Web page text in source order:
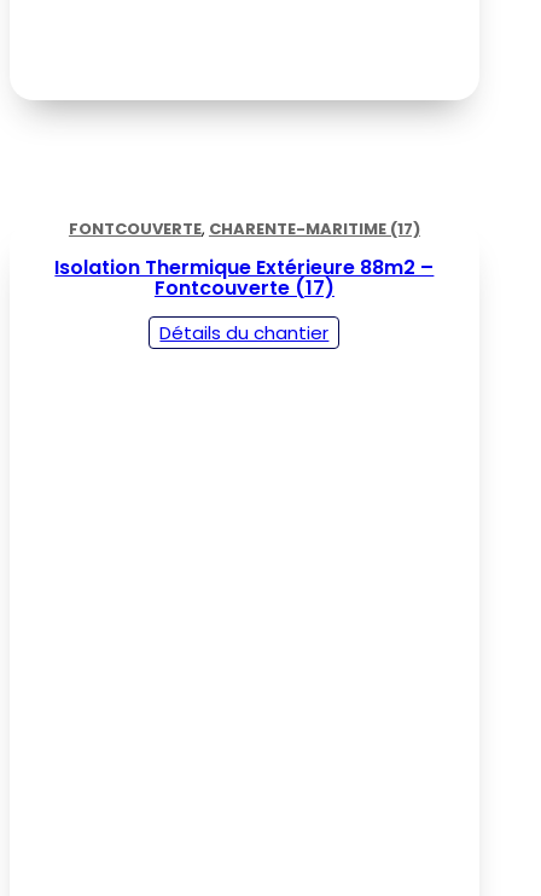
FONTCOUVERTE, CHARENTE-MARITIME (17)
Isolation Thermique Extérieure 88m2 –
Fontcouverte (17)
Détails du chantier